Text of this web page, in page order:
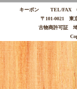
キーポン TEL/FAX
〒101-0021 東
古物商許可証